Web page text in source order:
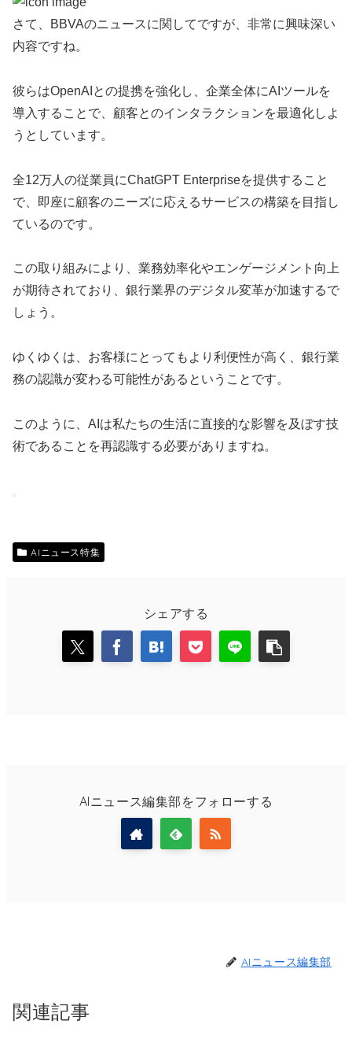
さて、BBVAのニュースに関してですが、非常に興味深い
内容ですね。
彼らはOpenAIとの提携を強化し、企業全体にAIツールを
導入することで、顧客とのインタラクションを最適化しよ
うとしています。
全12万人の従業員にChatGPT Enterpriseを提供すること
で、即座に顧客のニーズに応えるサービスの構築を目指し
ているのです。
この取り組みにより、業務効率化やエンゲージメント向上
が期待されており、銀行業界のデジタル変革が加速するで
しょう。
ゆくゆくは、お客様にとってもより利便性が高く、銀行業
務の認識が変わる可能性があるということです。
このように、AIは私たちの生活に直接的な影響を及ぼす技
術であることを再認識する必要がありますね。
AIニュース特集
シェアする
AIニュース編集部をフォローする
AIニュース編集部
関連記事